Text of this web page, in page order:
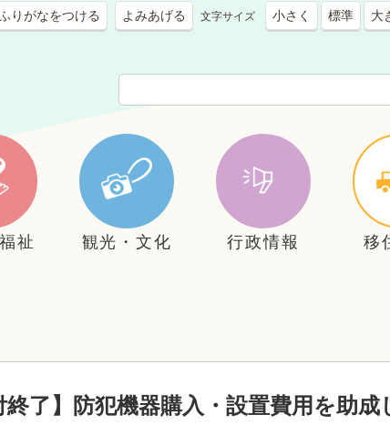
りがなをつける よみあげる 文字サイズ 小さく 標準 大
祉 観光・文化 行政情報 移
終了】防犯機器購入・設置費用を助成